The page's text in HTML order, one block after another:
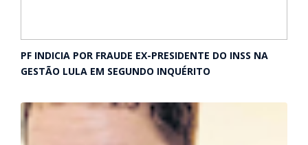
PF INDICIA POR FRAUDE EX-PRESIDENTE DO INSS NA
GESTÃO LULA EM SEGUNDO INQUÉRITO